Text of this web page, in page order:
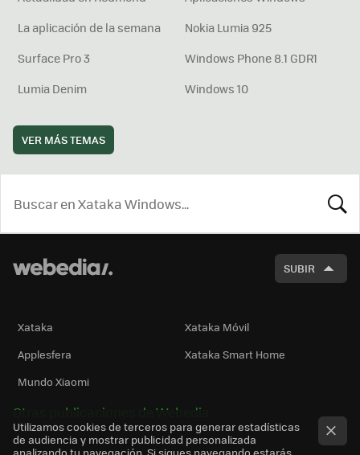
La aplicación de la semana
Nokia Lumia 925
Surface Pro 3
Windows Phone 8.1 GDR1
Lumia Denim
Windows 10
VER MÁS TEMAS
SUBIR
Xataka
Xataka Móvil
Applesfera
Xataka Smart Home
Mundo Xiaomi
Otras publicaciones de Webedia
Utilizamos cookies de terceros para generar estadísticas
de audiencia y mostrar publicidad personalizada